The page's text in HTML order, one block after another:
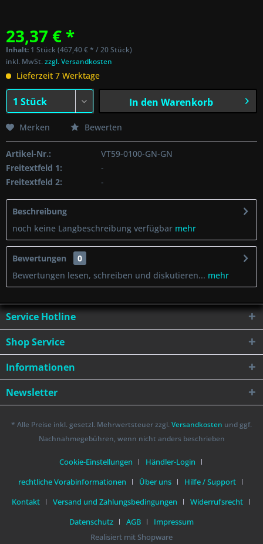
23,37 € *
Inhalt: 1 Stück (467,40 € * / 20 Stück)
inkl. MwSt.zzgl. Versandkosten
Lieferzeit 7 Werktage
In den Warenkorb
Merken Bewerten
Artikel-Nr.:
VT59-0100-GN-GN
Freitextfeld 1:
-
Freitextfeld 2:
-
Beschreibung
noch keine Langbeschreibung verfügbar mehr
Bewertungen
0
Bewertungen lesen, schreiben und diskutieren... mehr
Service Hotline
Shop Service
Informationen
Newsletter
* Alle Preise inkl. gesetzl. Mehrwertsteuer zzgl. Versandkosten und ggf.
Nachnahmegebühren, wenn nicht anders beschrieben
Cookie-Einstellungen
Händler-Login
rechtliche Vorabinformationen
Über uns
Hilfe / Support
Kontakt
Versand und Zahlungsbedingungen
Widerrufsrecht
Datenschutz
AGB
Impressum
Realisiert mit Shopware